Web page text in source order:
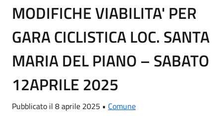
MODIFICHE VIABILITA' PER
GARA CICLISTICA LOC. SANTA
MARIA DEL PIANO – SABATO
12APRILE 2025
Pubblicato il 8 aprile 2025 • Comune